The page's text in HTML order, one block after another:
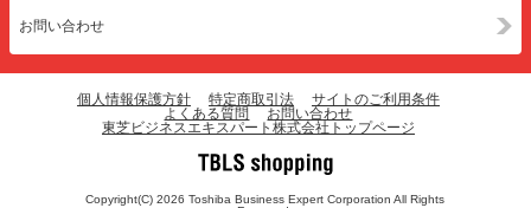
お問い合わせ
個人情報保護方針 特定商取引法
サイトのご利用条件
よくある質問
お問い合わせ
東芝ビジネスエキスパート株式会社トップページ
Copyright(C) 2026 Toshiba Business Expert Corporation All Rights